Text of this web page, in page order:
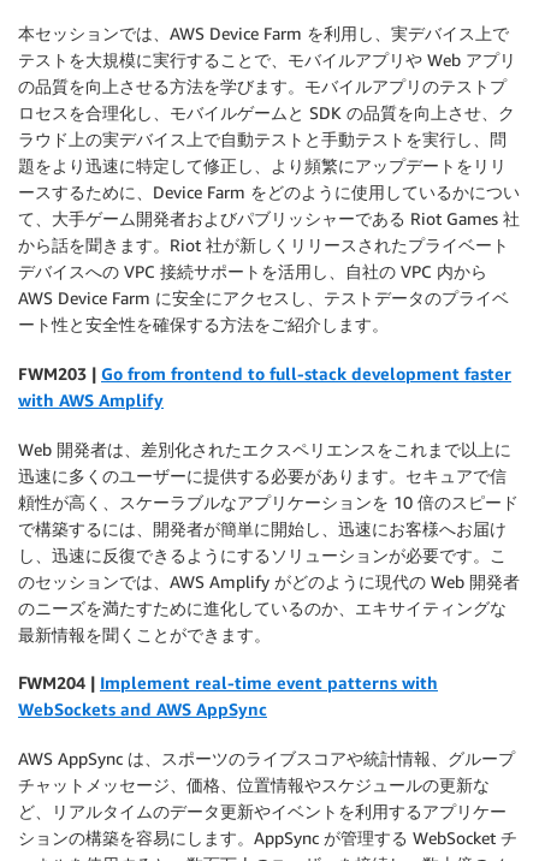
本セッションでは、AWS Device Farm を利用し、実デバイス上で
テストを大規模に実行することで、モバイルアプリや Web アプリ
の品質を向上させる方法を学びます。モバイルアプリのテストプ
ロセスを合理化し、モバイルゲームと SDK の品質を向上させ、ク
ラウド上の実デバイス上で自動テストと手動テストを実行し、問
題をより迅速に特定して修正し、より頻繁にアップデートをリリ
ースするために、Device Farm をどのように使用しているかについ
て、大手ゲーム開発者およびパブリッシャーである Riot Games 社
から話を聞きます。Riot 社が新しくリリースされたプライベート
デバイスへの VPC 接続サポートを活用し、自社の VPC 内から
AWS Device Farm に安全にアクセスし、テストデータのプライベ
ート性と安全性を確保する方法をご紹介します。
FWM203 | Go from frontend to full-stack development faster
with AWS Amplify
Web 開発者は、差別化されたエクスペリエンスをこれまで以上に
迅速に多くのユーザーに提供する必要があります。セキュアで信
頼性が高く、スケーラブルなアプリケーションを 10 倍のスピード
で構築するには、開発者が簡単に開始し、迅速にお客様へお届け
し、迅速に反復できるようにするソリューションが必要です。こ
のセッションでは、AWS Amplify がどのように現代の Web 開発者
のニーズを満たすために進化しているのか、エキサイティングな
最新情報を聞くことができます。
FWM204 | Implement real-time event patterns with
WebSockets and AWS AppSync
AWS AppSync は、スポーツのライブスコアや統計情報、グループ
チャットメッセージ、価格、位置情報やスケジュールの更新な
ど、リアルタイムのデータ更新やイベントを利用するアプリケー
ションの構築を容易にします。AppSync が管理する WebSocket チ